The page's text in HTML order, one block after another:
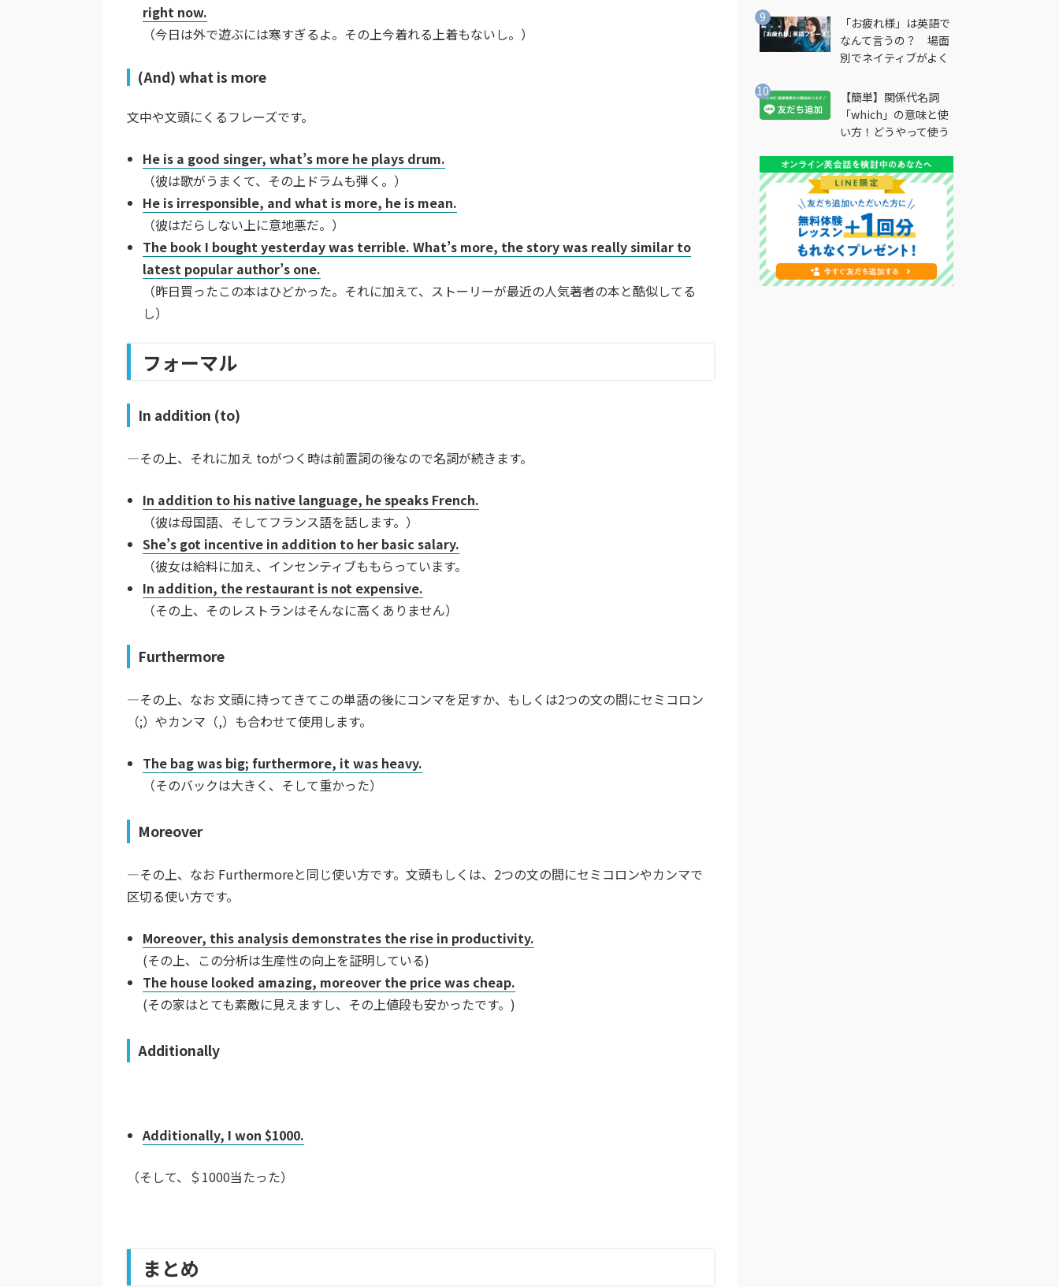
right now.
（今日は外で遊ぶには寒すぎるよ。その上今着れる上着もないし。）
(And) what is more
文中や文頭にくるフレーズです。
He is a good singer, what’s more he plays drum.
（彼は歌がうまくて、その上ドラムも弾く。）
He is irresponsible, and what is more, he is mean.
（彼はだらしない上に意地悪だ。）
The book I bought yesterday was terrible. What’s more, the story was really similar to
latest popular author’s one.
（昨日買ったこの本はひどかった。それに加えて、ストーリーが最近の人気著者の本と酷似してる
し）
フォーマル
In addition (to)
―その上、それに加え toがつく時は前置詞の後なので名詞が続きます。
In addition to his native language, he speaks French.
（彼は母国語、そしてフランス語を話します。）
She’s got incentive in addition to her basic salary.
（彼女は給料に加え、インセンティブももらっています。
In addition, the restaurant is not expensive.
（その上、そのレストランはそんなに高くありません）
Furthermore
―その上、なお 文頭に持ってきてこの単語の後にコンマを足すか、もしくは2つの文の間にセミコロン
（;）やカンマ（,）も合わせて使用します。
The bag was big; furthermore, it was heavy.
（そのバックは大きく、そして重かった）
Moreover
―その上、なお Furthermoreと同じ使い方です。文頭もしくは、2つの文の間にセミコロンやカンマで
区切る使い方です。
Moreover, this analysis demonstrates the rise in productivity.
(その上、この分析は生産性の向上を証明している)
The house looked amazing, moreover the price was cheap.
(その家はとても素敵に見えますし、その上値段も安かったです。)
Additionally
Additionally, I won $1000.
（そして、＄1000当たった）
まとめ
法とは？
「お疲れ様」は英語で
なんて言うの？ 場面
別でネイティブがよく
説
【簡単】関係代名詞
「which」の意味と使
い方！どうやって使う